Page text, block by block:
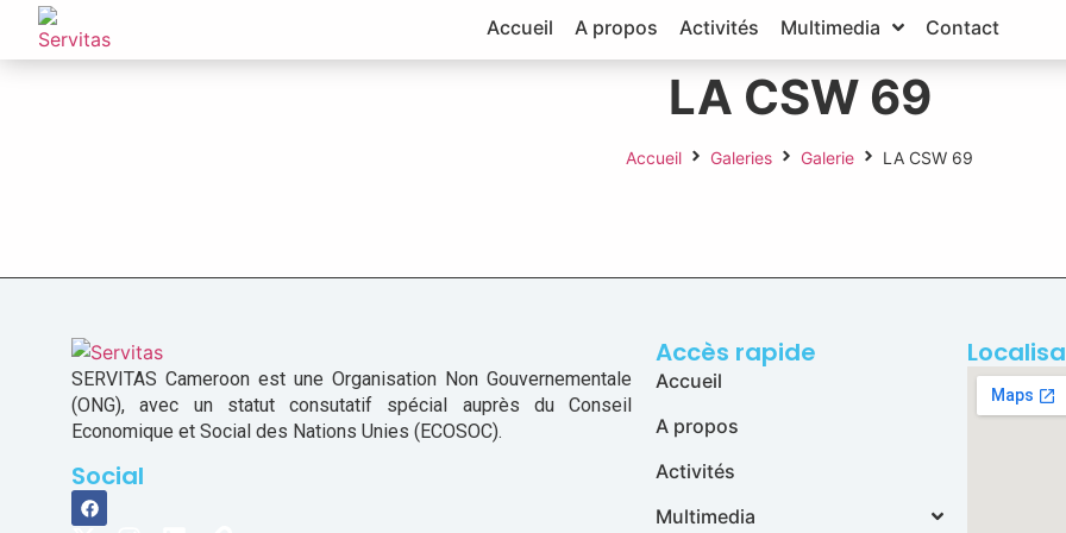
Accueil A propos Activités Multimedia Contact
LA CSW 69
Accueil Galeries Galerie LA CSW 69
SERVITAS Cameroon est une Organisation Non Gouvernementale
(ONG), avec un statut consutatif spécial auprès du Conseil
Economique et Social des Nations Unies (ECOSOC).
Social
Accès rapide
Accueil
A propos
Activités
Multimedia